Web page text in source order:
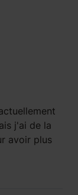
j'ai de la
avoir plus